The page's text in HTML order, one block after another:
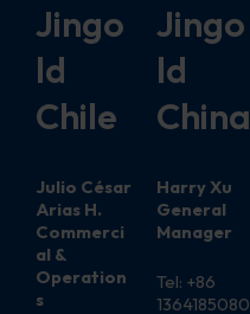
Jingo
ld
Chile
Julio César
Arias H.
Commerci
al &
Operation
s
Jingo
ld
China
Harry Xu
General
Manager
Tel: +86
1364185080